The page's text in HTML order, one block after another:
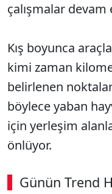
çalışmalar devam
Kış boyunca
kimi zaman
belirlenen
böylece yaban
için yerleşim
önlüyor.
Günün Trend
00:02 / 08:43